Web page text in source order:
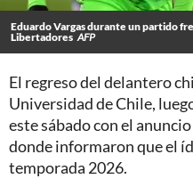
Eduardo Vargas durante un partido
Libertadores AFP
El regreso del delantero
Universidad de Chile,
este sábado con el
donde informaron que el
temporada 2026.